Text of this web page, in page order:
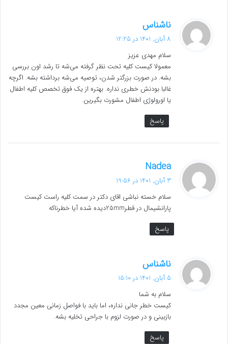
ناشناس
ف
:
8 آبان, 1401 در 12:25
سلام مهدی عزیز
معمولا کیست کلیه تحت نظر گرفته می‌شه تا رشد اون بررسی
بشه. در صورت بزرگتر شدن، توصیه می‌شه برداشته بشه. اگرچه
غالبا بودنش خطری نداره. بهتره از یک فوق تخصص کلیه اطفال
یا اورولوژی اطفال مشورت بگیرین.
پاسخ
Nadea
ف
:
3 آبان, 1401 در 19:56
سلام خسته نباشی اقای دکتر در سمت کلیه راست کیست
پارانشیمال در قطر25mmدیده شده آیا خطرناکه
پاسخ
ناشناس
ف
:
5 آبان, 1401 در 15:10
سلام به شما
کیست خطر جانی نداره، اما باید با فواصل زمانی معین مجدد
بازبینی و در صورت لزوم با جراحی تخلیه بشه.
پاسخ